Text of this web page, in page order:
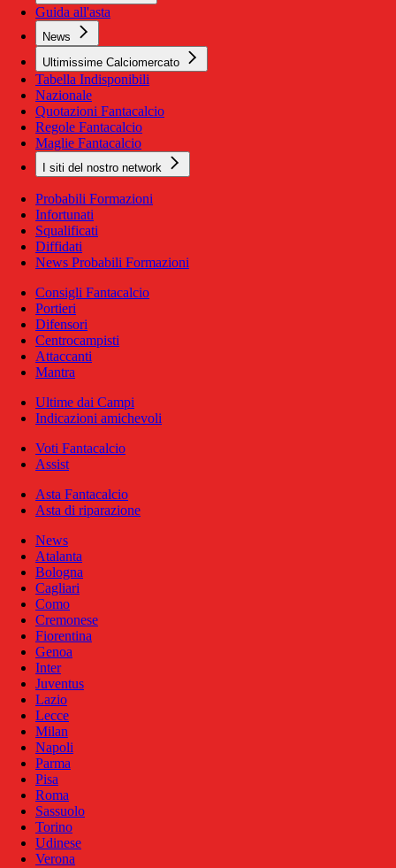
Guida all'asta
News
Ultimissime Calciomercato
Tabella Indisponibili
Nazionale
Quotazioni Fantacalcio
Regole Fantacalcio
Maglie Fantacalcio
I siti del nostro network
Probabili Formazioni
Infortunati
Squalificati
Diffidati
News Probabili Formazioni
Consigli Fantacalcio
Portieri
Difensori
Centrocampisti
Attaccanti
Mantra
Ultime dai Campi
Indicazioni amichevoli
Voti Fantacalcio
Assist
Asta Fantacalcio
Asta di riparazione
News
Atalanta
Bologna
Cagliari
Como
Cremonese
Fiorentina
Genoa
Inter
Juventus
Lazio
Lecce
Milan
Napoli
Parma
Pisa
Roma
Sassuolo
Torino
Udinese
Verona